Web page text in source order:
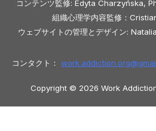
コンテンツ監修: Edyta Charzyńska,
組織心理学内容監修：
ウェブサイトの管理とデザイン:
コンタクト： work.addiction.org@
Copyright © 2026 Work